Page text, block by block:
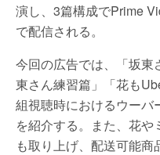
演し、3篇構成でPrime
で配信される。
今回の広告では、「坂東
東さん練習篇」「花も
組視聴時におけるウーバ
を紹介する。また、花
も取り上げ、配送可能商